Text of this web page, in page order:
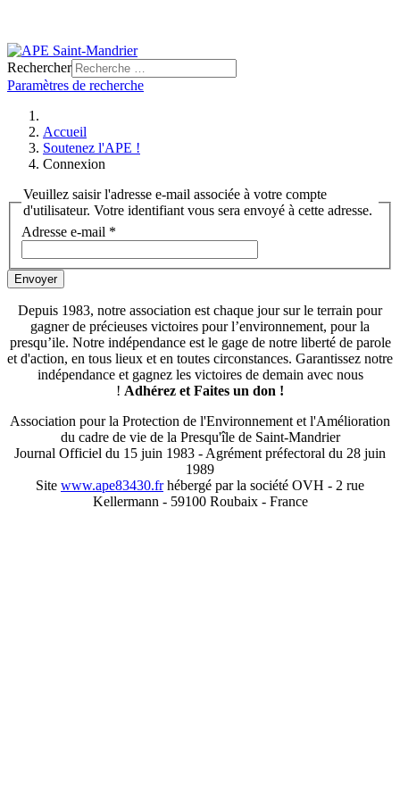
Rechercher
Paramètres de recherche
Accueil
Soutenez l'APE !
Connexion
Veuillez saisir l'adresse e-mail associée à votre compte
d'utilisateur. Votre identifiant vous sera envoyé à cette adresse.
Adresse e-mail *
Envoyer
Depuis 1983, notre association est chaque jour sur le terrain pour
gagner de précieuses victoires pour l’environnement, pour la
presqu’ile. Notre indépendance est le gage de notre liberté de parole
et d'action, en tous lieux et en toutes circonstances. Garantissez notre
indépendance et gagnez les victoires de demain avec nous
! Adhérez et Faites un don !
Association pour la Protection de l'Environnement et l'Amélioration
du cadre de vie de la Presqu'île de Saint-Mandrier
Journal Officiel du 15 juin 1983 - Agrément préfectoral du 28 juin
1989
Site www.ape83430.frhébergé par la société OVH - 2 rue
Kellermann - 59100 Roubaix - France